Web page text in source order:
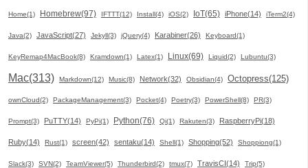
Home(1) Homebrew(97) IFTTT(12) Install(4) iOS(2) IoT(65) iPhone(14) iTerm2(4)
Java(2) JavaScript(27) Jekyll(3) jQuery(4) Karabiner(26) Keyboard(1)
KeyRemap4MacBook(8) Kramdown(1) Latex(1) Linux(69) Liquid(2) Lubuntu(3)
Mac(313) Markdown(12) Music(8) Network(32) Obsidian(4) Octopress(125)
ownCloud(2) PackageManagement(3) Pocket(4) Poetry(3) PowerShell(8) PR(3)
Prompt(3) PuTTY(14) PyPi(1) Python(76) Qi(1) Rakuten(3) RaspberryPi(18)
Ruby(14) Rust(1) screen(42) sentaku(14) Shell(1) Shopping(52) Shoppiong(1)
Slack(3) SVN(2) TeamViewer(5) Thunderbird(2) tmux(7) TravisCI(14) Trip(5)